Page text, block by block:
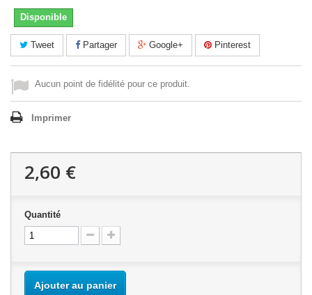
Disponible
Tweet Partager Google+ Pinterest
Aucun point de fidélité pour ce produit.
Imprimer
2,60 €
Quantité
Ajouter au panier